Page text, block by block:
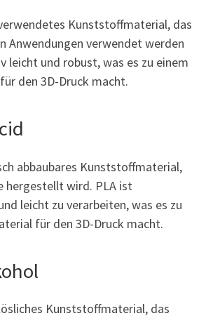
Kunststoffmaterial, das
Anwendungen verwendet werden
leicht und robust, was es zu einem
den 3D-Druck macht.
abbaubares Kunststoffmaterial,
hergestellt wird. PLA ist
leicht zu verarbeiten, was es zu
für den 3D-Druck macht.
Kunststoffmaterial, das